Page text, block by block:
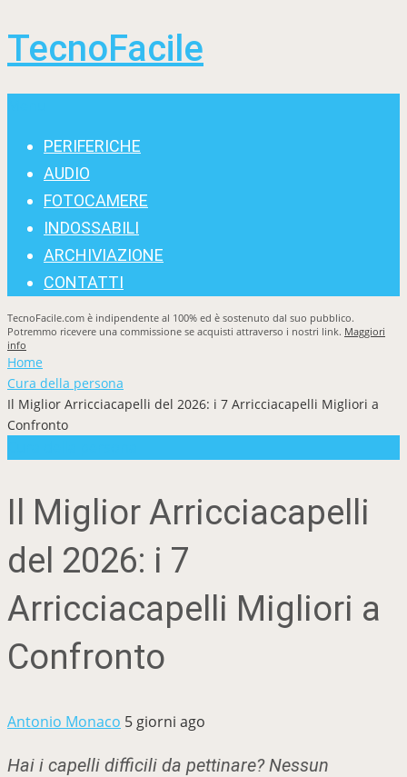
TecnoFacile
PERIFERICHE
AUDIO
FOTOCAMERE
INDOSSABILI
ARCHIVIAZIONE
CONTATTI
TecnoFacile.com è indipendente al 100% ed è sostenuto dal suo pubblico.
Potremmo ricevere una commissione se acquisti attraverso i nostri link. Maggiori
info
Home
Cura della persona
Il Miglior Arricciacapelli del 2026: i 7 Arricciacapelli Migliori a
Confronto
Il Miglior Arricciacapelli
del 2026: i 7
Arricciacapelli Migliori a
Confronto
Antonio Monaco 5 giorni ago
Hai i capelli difficili da pettinare? Nessun